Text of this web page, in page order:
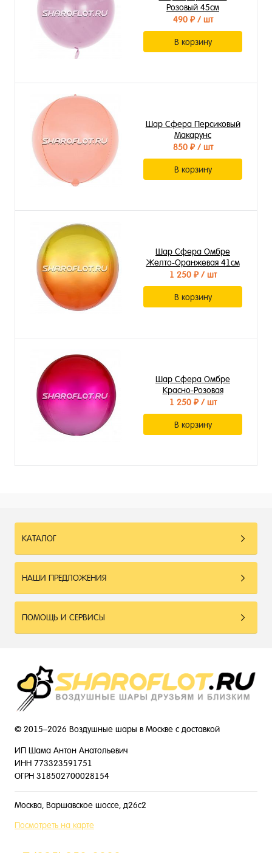
Розовый 45см
490 ₽/ шт
В корзину
Шар Сфера Персиковый
Макарунс
850 ₽/ шт
В корзину
Шар Сфера Омбре
Желто-Оранжевая 41см
1 250 ₽/ шт
В корзину
Шар Сфера Омбре
Красно-Розовая
1 250 ₽/ шт
В корзину
КАТАЛОГ
НАШИ ПРЕДЛОЖЕНИЯ
ПОМОЩЬ И СЕРВИСЫ
© 2015–2026 Воздушные шары в Москве с доставкой
ИП Шама Антон Анатольевич
ИНН 773323591751
ОГРН 318502700028154
Москва, Варшавское шоссе, д26с2
Посмотреть на карте